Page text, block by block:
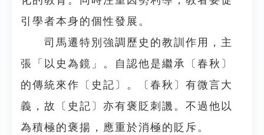
引學者本身的個性發展。
司馬遷特別強調歷史的教訓作用，主
張「以史為鏡」。自認他是繼承〔春秋〕
的傳統來作〔史記〕。〔春秋〕有微言大
義，故〔史記〕亦有褒貶刺譏。不過他以
為積極的褒揚，應重於消極的貶斥。